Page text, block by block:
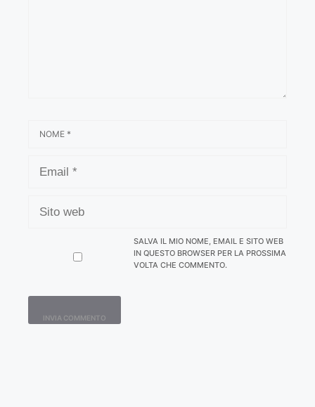
WEB
SALVA IL MIO NOME, EMAIL E SITO WEB
IN QUESTO BROWSER PER LA PROSSIMA
VOLTA CHE COMMENTO.